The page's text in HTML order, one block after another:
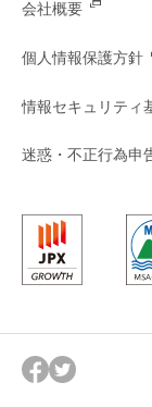
会社概要
個人情報保護方針
情報セキュリティ
迷惑・不正行為申